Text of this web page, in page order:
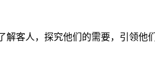
客人，探究他们的需要，引领